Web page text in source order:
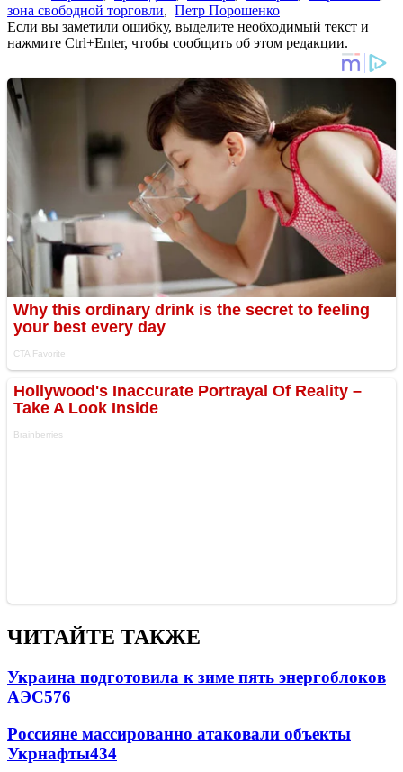
зона свободной торговли, Петр Порошенко
Если вы заметили ошибку, выделите необходимый текст и
нажмите Ctrl+Enter, чтобы сообщить об этом редакции.
ЧИТАЙТЕ ТАКЖЕ
Украина подготовила к зиме пять энергоблоков
АЭС576
Россияне массированно атаковали объекты
Укрнафты434